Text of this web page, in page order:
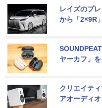
レイズのプ
から「2×9R
ヤーカフ」
クリエイテ
アオーディ